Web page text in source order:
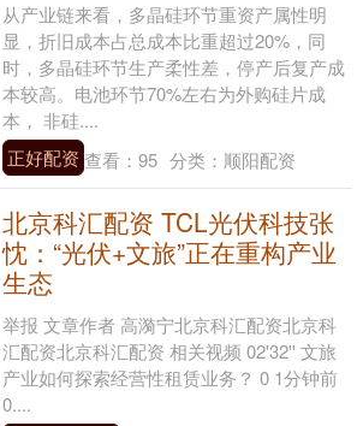
从产业链来看，多晶硅环节重资产属性明
显，折旧成本占总成本比重超过20%，同
时，多晶硅环节生产柔性差，停产后复产成
本较高。电池环节70%左右为外购硅片成
本， 非硅....
正好配资 查看： 95 分类： 顺阳配资
北京科汇配资 TCL光伏科技张
忱：“光伏+文旅”正在重构产业
生态
举报 文章作者 高漪宁北京科汇配资北京科
汇配资北京科汇配资 相关视频 02'32'' 文旅
产业如何探索经营性租赁业务？ 0 1分钟前
0....